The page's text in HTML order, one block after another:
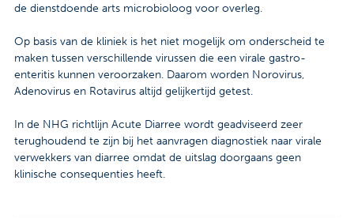
de dienstdoende arts microbioloog voor overleg.
Op basis van de kliniek is het niet mogelijk om onderscheid te
maken tussen verschillende virussen die een virale gastro-
enteritis kunnen veroorzaken. Daarom worden Norovirus,
Adenovirus en Rotavirus altijd gelijkertijd getest.
In de NHG richtlijn Acute Diarree wordt geadviseerd zeer
terughoudend te zijn bij het aanvragen diagnostiek naar virale
verwekkers van diarree omdat de uitslag doorgaans geen
klinische consequenties heeft.